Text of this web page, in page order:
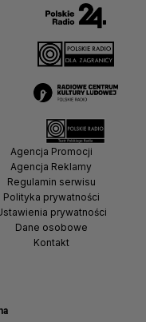
Agencja Promocji
Agencja Reklamy
Regulamin serwisu
Polityka prywatności
prywatności
Dane osobowe
Kontakt